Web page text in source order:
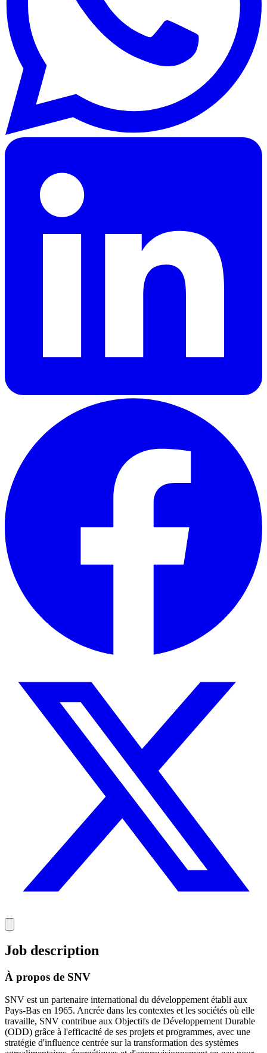
Job description
À propos de SNV
SNV est un partenaire international du développement établi aux
Pays-Bas en 1965. Ancrée dans les contextes et les sociétés où elle
travaille, SNV contribue aux Objectifs de Développement Durable
(ODD) grâce à l'efficacité de ses projets et programmes, avec une
stratégie d'influence centrée sur la transformation des systèmes